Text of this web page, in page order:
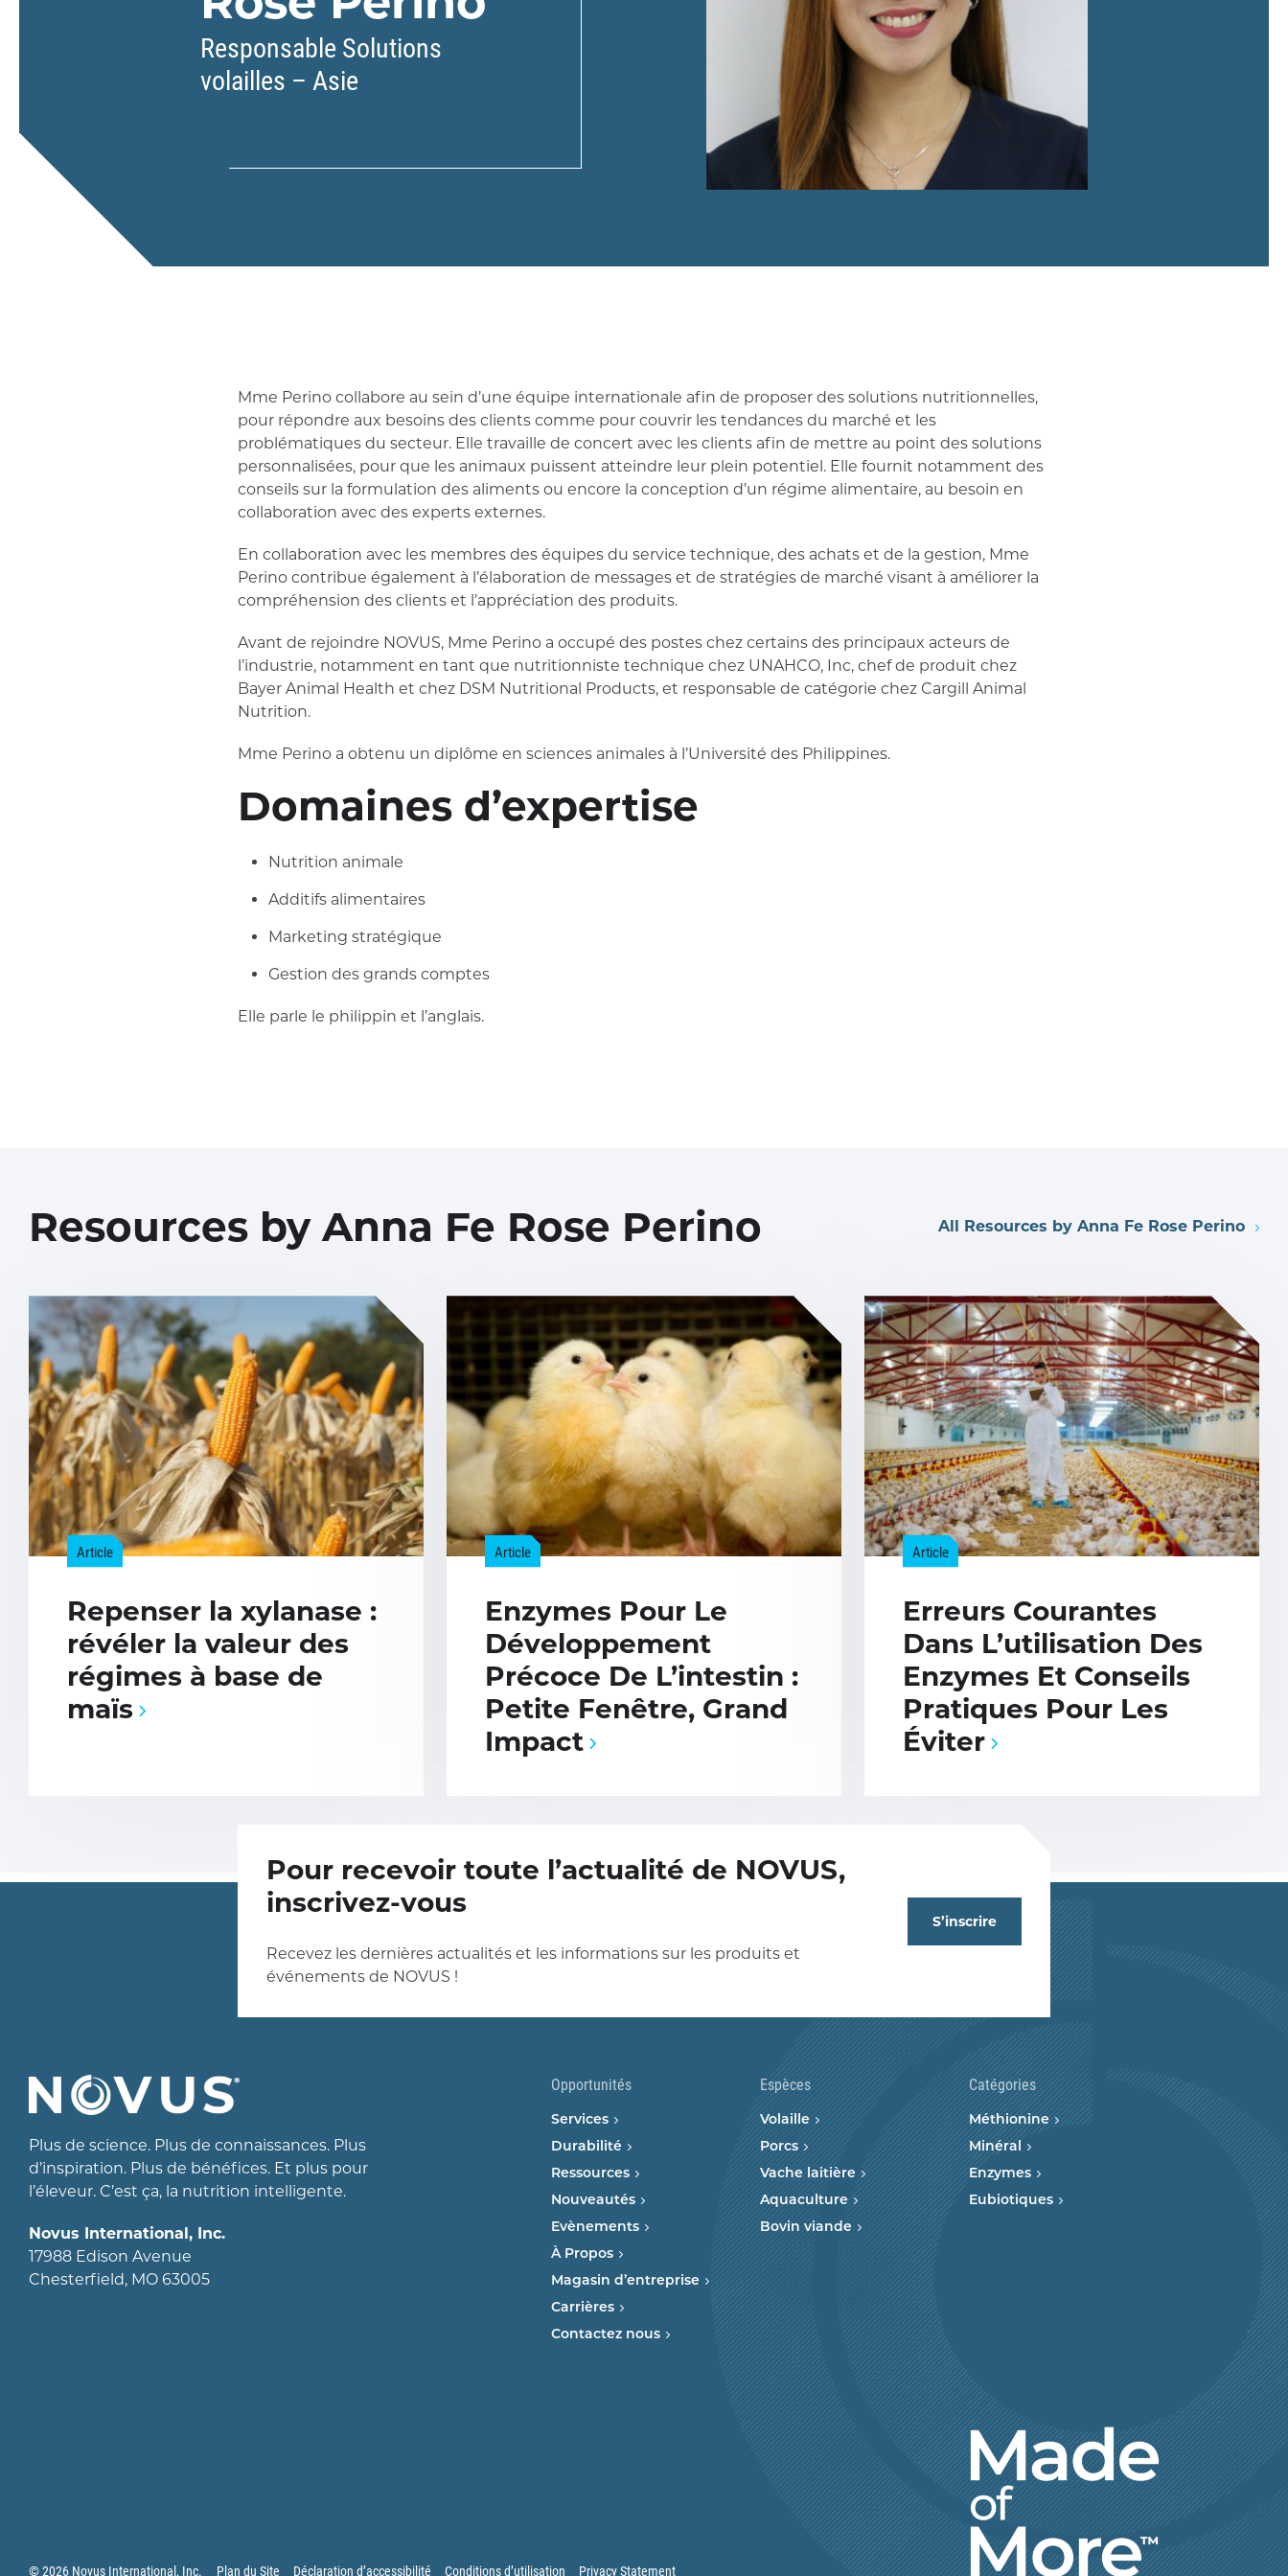
Responsable Solutions
volailles – Asie
Mme Perino collabore au sein d’une équipe internationale afin de proposer des solutions nutritionnelles,
pour répondre aux besoins des clients comme pour couvrir les tendances du marché et les
problématiques du secteur. Elle travaille de concert avec les clients afin de mettre au point des solutions
personnalisées, pour que les animaux puissent atteindre leur plein potentiel. Elle fournit notamment des
conseils sur la formulation des aliments ou encore la conception d’un régime alimentaire, au besoin en
collaboration avec des experts externes.
En collaboration avec les membres des équipes du service technique, des achats et de la gestion, Mme
Perino contribue également à l’élaboration de messages et de stratégies de marché visant à améliorer la
compréhension des clients et l’appréciation des produits.
Avant de rejoindre NOVUS, Mme Perino a occupé des postes chez certains des principaux acteurs de
l’industrie, notamment en tant que nutritionniste technique chez UNAHCO, Inc, chef de produit chez
Bayer Animal Health et chez DSM Nutritional Products, et responsable de catégorie chez Cargill Animal
Nutrition.
Mme Perino a obtenu un diplôme en sciences animales à l’Université des Philippines.
Domaines d’expertise
Nutrition animale
Additifs alimentaires
Marketing stratégique
Gestion des grands comptes
Elle parle le philippin et l’anglais.
Resources by Anna Fe Rose Perino All Resources by Anna Fe Rose Perino
Article
Repenser la xylanase :
révéler la valeur des
régimes à base de
maïs
Article
Enzymes Pour Le
Développement
Précoce De L’intestin :
Petite Fenêtre, Grand
Impact
Article
Erreurs Courantes
Dans L’utilisation Des
Enzymes Et Conseils
Pratiques Pour Les
Éviter
Pour recevoir toute l’actualité de NOVUS,
inscrivez-vous
Recevez les dernières actualités et les informations sur les produits et
événements de NOVUS !
S’inscrire
Plus de science. Plus de connaissances. Plus
d’inspiration. Plus de bénéfices. Et plus pour
l’éleveur. C’est ça, la nutrition intelligente.
Novus International, Inc.
17988 Edison Avenue
Chesterfield, MO 63005
Opportunités
Services
Durabilité
Ressources
Nouveautés
Evènements
À Propos
Magasin d’entreprise
Carrières
Contactez nous
Espèces
Volaille
Porcs
Vache laitière
Aquaculture
Bovin viande
Catégories
Méthionine
Minéral
Enzymes
Eubiotiques
© 2026 Novus International, Inc. Plan du Site Déclaration d’accessibilité Conditions d’utilisation Privacy Statement